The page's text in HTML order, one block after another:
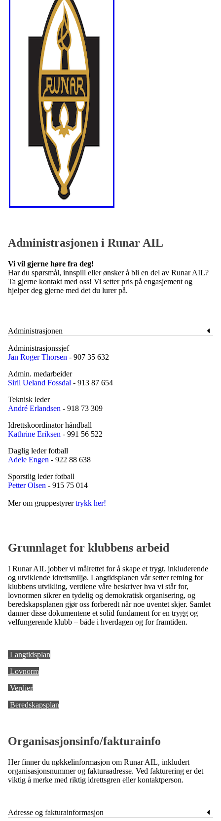
Administrasjonen i Runar AIL
Vi vil gjerne høre fra deg!
Har du spørsmål, innspill eller ønsker å bli en del av Runar AIL?
Ta gjerne kontakt med oss! Vi setter pris på engasjement og
hjelper deg gjerne med det du lurer på.
Administrasjonen
Administrasjonssjef
Jan Roger Thorsen - 907 35 632
Admin. medarbeider
Siril Ueland Fossdal - 913 87 654
Teknisk leder
André Erlandsen - 918 73 309
Idrettskoordinator håndball
Kathrine Eriksen - 991 56 522
Daglig leder fotball
Adele Engen - 922 88 638
Sporstlig leder fotball
Petter Olsen - 915 75 014
Mer om gruppestyrertrykk her!
Grunnlaget for klubbens arbeid
I Runar AIL jobber vi målrettet for å skape et trygt, inkluderende
og utviklende idrettsmiljø. Langtidsplanen vår setter retning for
klubbens utvikling, verdiene våre beskriver hva vi står for,
lovnormen sikrer en tydelig og demokratisk organisering, og
beredskapsplanen gjør oss forberedt når noe uventet skjer. Samlet
danner disse dokumentene et solid fundament for en trygg og
velfungerende klubb – både i hverdagen og for framtiden.
Langtidsplan
Lovnorm
Verdier
Beredskapsplan
Organisasjonsinfo/fakturainfo
Her finner du nøkkelinformasjon om Runar AIL, inkludert
organisasjonsnummer og fakturaadresse. Ved fakturering er det
viktig å merke med riktig idrettsgren eller kontaktperson.
Adresse og fakturainformasjon